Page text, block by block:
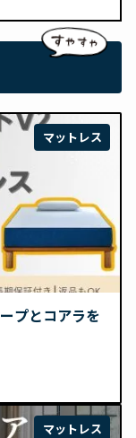
マットレス
プとコアラを
マットレス